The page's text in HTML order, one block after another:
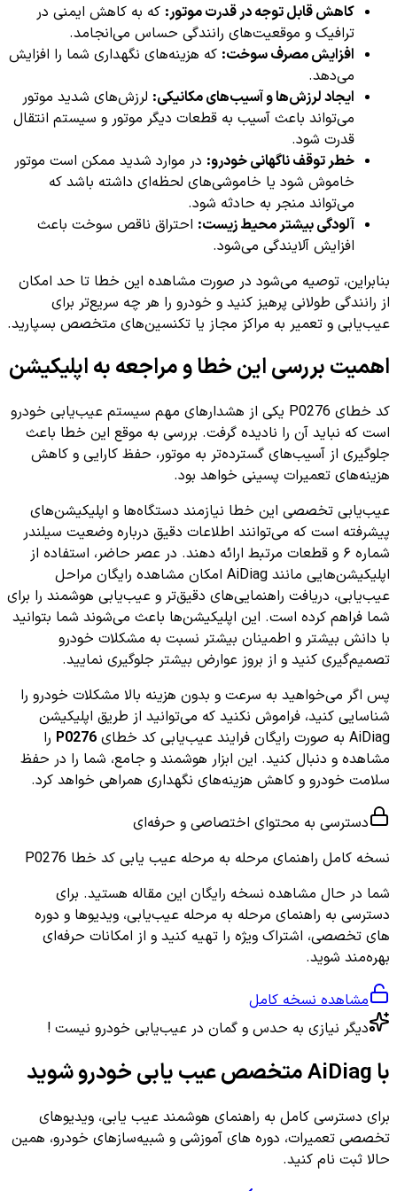
کاهش قابل توجه در قدرت موتور: که به کاهش ایمنی در
ترافیک و موقعیت‌های رانندگی حساس می‌انجامد.
افزایش مصرف سوخت: که هزینه‌های نگهداری شما را افزایش
می‌دهد.
ایجاد لرزش‌ها و آسیب‌های مکانیکی: لرزش‌های شدید موتور
می‌تواند باعث آسیب به قطعات دیگر موتور و سیستم انتقال
قدرت شود.
خطر توقف ناگهانی خودرو: در موارد شدید ممکن است موتور
خاموش شود یا خاموشی‌های لحظه‌ای داشته باشد که
می‌تواند منجر به حادثه شود.
آلودگی بیشتر محیط زیست: احتراق ناقص سوخت باعث
افزایش آلایندگی می‌شود.
بنابراین، توصیه می‌شود در صورت مشاهده این خطا تا حد امکان
از رانندگی طولانی پرهیز کنید و خودرو را هر چه سریع‌تر برای
عیب‌یابی و تعمیر به مراکز مجاز یا تکنسین‌های متخصص بسپارید.
اهمیت بررسی این خطا و مراجعه به اپلیکیشن
کد خطای P0276 یکی از هشدارهای مهم سیستم عیب‌یابی خودرو
است که نباید آن را نادیده گرفت. بررسی به موقع این خطا باعث
جلوگیری از آسیب‌های گسترده‌تر به موتور، حفظ کارایی و کاهش
هزینه‌های تعمیرات پسینی خواهد بود.
عیب‌یابی تخصصی این خطا نیازمند دستگاه‌ها و اپلیکیشن‌های
پیشرفته‌ است که می‌توانند اطلاعات دقیق درباره وضعیت سیلندر
شماره ۶ و قطعات مرتبط ارائه دهند. در عصر حاضر، استفاده از
اپلیکیشن‌هایی مانند AiDiag امکان مشاهده رایگان مراحل
عیب‌یابی، دریافت راهنمایی‌های دقیق‌تر و عیب‌یابی هوشمند را برای
شما فراهم کرده است. این اپلیکیشن‌ها باعث می‌شوند شما بتوانید
با دانش بیشتر و اطمینان بیشتر نسبت به مشکلات خودرو
تصمیم‌گیری کنید و از بروز عوارض بیشتر جلوگیری نمایید.
پس اگر می‌خواهید به سرعت و بدون هزینه بالا مشکلات خودرو را
شناسایی کنید، فراموش نکنید که می‌توانید از طریق اپلیکیشن
AiDiag به صورت رایگان فرایند عیب‌یابی کد خطای
P0276 را
مشاهده و دنبال کنید. این ابزار هوشمند و جامع، شما را در حفظ
سلامت خودرو و کاهش هزینه‌های نگهداری همراهی خواهد کرد.
دسترسی به محتوای اختصاصی و حرفه‌ای
نسخه کامل راهنمای مرحله به مرحله عیب یابی کد خطا P0276
شما در حال مشاهده نسخه رایگان این مقاله هستید. برای
دسترسی به راهنمای مرحله به مرحله عیب‌یابی، ویدیوها و دوره
های تخصصی، اشتراک ویژه را تهیه کنید و از امکانات حرفه‌ای
بهره‌مند شوید.
مشاهده نسخه کامل
دیگر نیازی به حدس و گمان در عیب‌یابی خودرو نیست !
با AiDiag متخصص عیب یابی خودرو شوید
برای دسترسی کامل به راهنمای هوشمند عیب یابی، ویدیوهای
تخصصی تعمیرات، دوره های آموزشی و شبیه‌سازهای خودرو، همین
حالا ثبت نام کنید.